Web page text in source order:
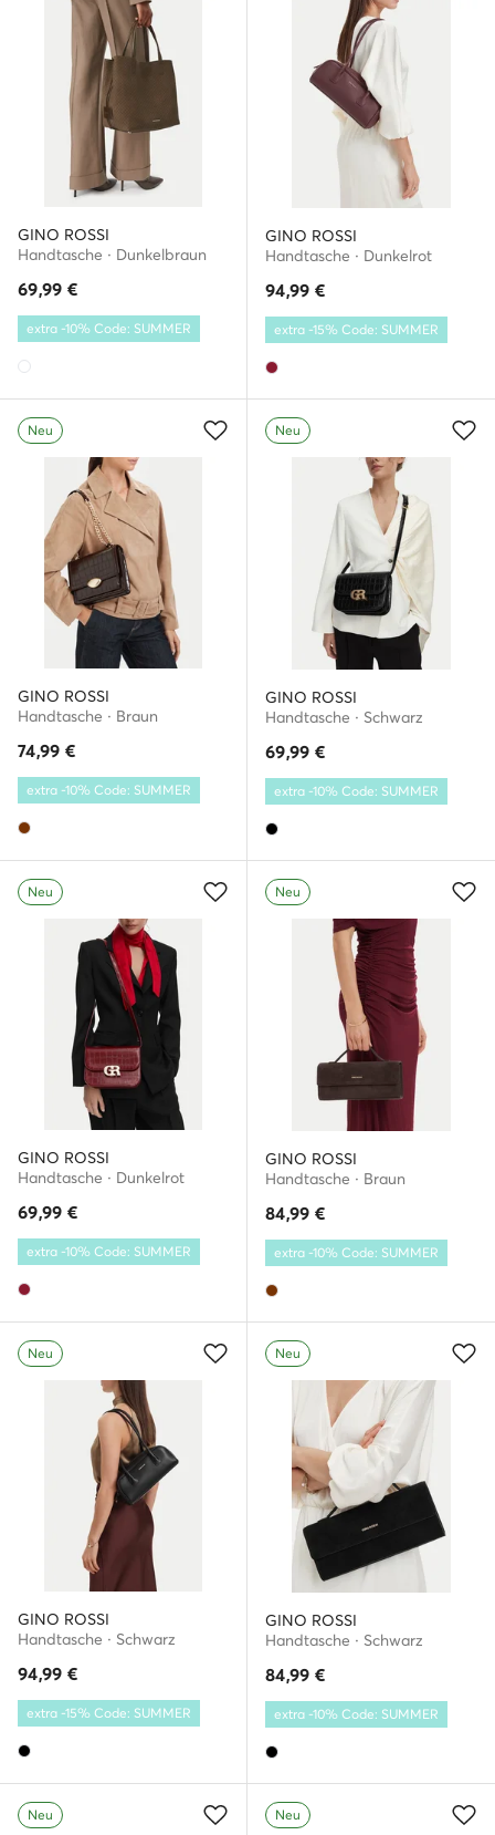
GINO ROSSI
Handtasche · Dunkelbraun
69,99 €
extra -10% Code: SUMMER
GINO ROSSI
Handtasche · Dunkelrot
94,99 €
extra -15% Code: SUMMER
Neu
GINO ROSSI
Handtasche · Braun
74,99 €
extra -10% Code: SUMMER
Neu
GINO ROSSI
Handtasche · Schwarz
69,99 €
extra -10% Code: SUMMER
Neu
GINO ROSSI
Handtasche · Dunkelrot
69,99 €
extra -10% Code: SUMMER
Neu
GINO ROSSI
Handtasche · Braun
84,99 €
extra -10% Code: SUMMER
Neu
GINO ROSSI
Handtasche · Schwarz
94,99 €
extra -15% Code: SUMMER
Neu
GINO ROSSI
Handtasche · Schwarz
84,99 €
extra -10% Code: SUMMER
Neu Neu